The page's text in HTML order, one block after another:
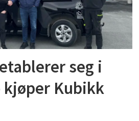
seg i
kjøper Kubikk